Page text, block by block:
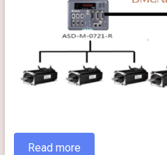
Read more